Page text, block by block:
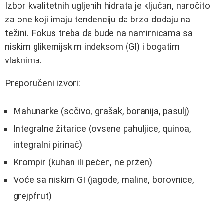
Izbor kvalitetnih ugljenih hidrata je ključan, naročito
za one koji imaju tendenciju da brzo dodaju na
težini. Fokus treba da bude na namirnicama sa
niskim glikemijskim indeksom (GI) i bogatim
vlaknima.
Preporučeni izvori:
Mahunarke (sočivo, grašak, boranija, pasulj)
Integralne žitarice (ovsene pahuljice, quinoa,
integralni pirinač)
Krompir (kuhan ili pečen, ne pržen)
Voće sa niskim GI (jagode, maline, borovnice,
grejpfrut)